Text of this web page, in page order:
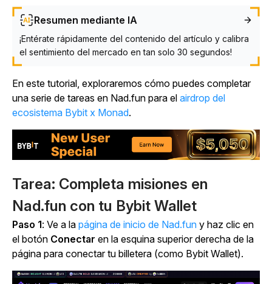
Resumen mediante IA
¡Entérate rápidamente del contenido del artículo y calibra
el sentimiento del mercado en tan solo 30 segundos!
En este tutorial, exploraremos cómo puedes completar
una serie de tareas en Nad.fun para el airdrop del
ecosistema Bybit x Monad.
Tarea: Completa misiones en
Nad.fun con tu Bybit Wallet
Paso 1: Ve a la página de inicio de Nad.fun y haz clic en
el botón Conectar en la esquina superior derecha de la
página para conectar tu billetera (como Bybit Wallet).